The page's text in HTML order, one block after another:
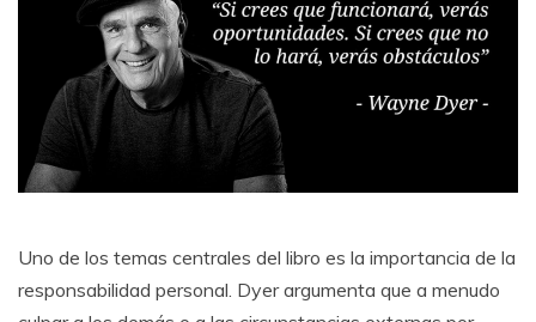
Uno de los temas centrales del libro es la importancia de la
responsabilidad personal. Dyer argumenta que a menudo